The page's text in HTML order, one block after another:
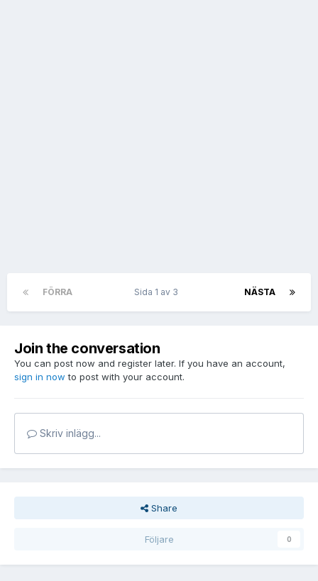
FÖRRA NÄSTA
Sida 1 av 3
Join the conversation
You can post now and register later. If you have an account,
sign in now to post with your account.
Skriv inlägg...
Share
Följare 0